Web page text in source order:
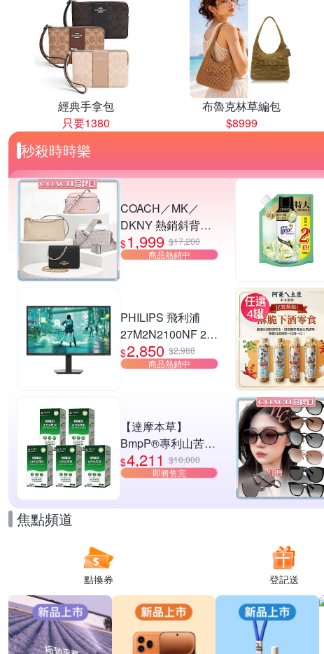
經典手拿包
只要1380
布魯克林草編包
$8999
秒殺時時樂
COACH／MK／
DKNY 熱銷斜背包.
小廢包 多款供選
$1,999 $17,200
商品熱銷中
PHILIPS 飛利浦
27M2N2100NF 27
型 IPS FHD 144Hz
電競螢幕
$2,850 $2,988
商品熱銷中
【達摩本草】
BmpP®專利山苦瓜
胜肽x5盒(90顆/盒、
共450顆)
$4,211 $10,000
即將售完
焦點頻道
點換券 登記送